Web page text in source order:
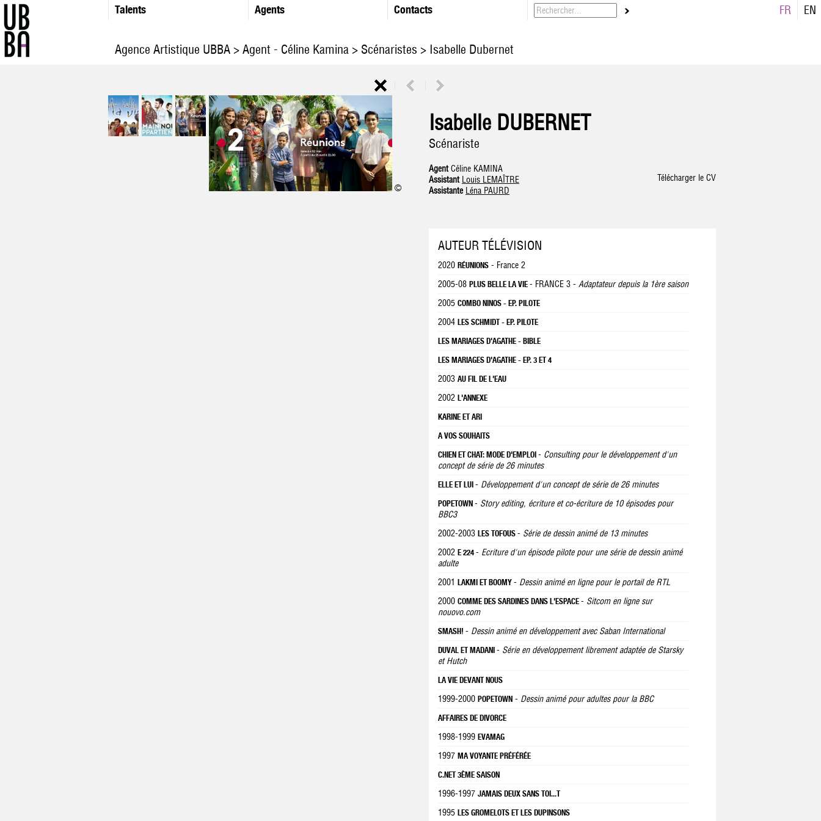
Talents Agents Contacts FR EN
Agence Artistique UBBA>Agent - Céline Kamina > Scénaristes> Isabelle Dubernet
©
Isabelle DUBERNET
Scénariste
AgentCéline KAMINA
Assistant Louis LEMAÎTRE
Assistante Léna PAURD
Télécharger le CV
AUTEUR TÉLÉVISION
2020 RÉUNIONS - France 2
2005-08 PLUS BELLE LA VIE - FRANCE 3 - Adaptateur depuis la 1ère saison
2005 COMBO NINOS - EP. PILOTE
2004 LES SCHMIDT - EP. PILOTE
LES MARIAGES D'AGATHE - BIBLE
LES MARIAGES D'AGATHE - EP. 3 ET 4
2003 AU FIL DE L'EAU
2002 L'ANNEXE
KARINE ET ARI
A VOS SOUHAITS
CHIEN ET CHAT: MODE D'EMPLOI - Consulting pour le développement d'un
concept de série de 26 minutes
ELLE ET LUI - Développement d'un concept de série de 26 minutes
POPETOWN - Story editing, écriture et co-écriture de 10 épisodes pour
BBC3
2002-2003 LES TOFOUS - Série de dessin animé de 13 minutes
2002 E 224 - Ecriture d'un épisode pilote pour une série de dessin animé
adulte
2001 LAKMI ET BOOMY - Dessin animé en ligne pour le portail de RTL
2000 COMME DES SARDINES DANS L'ESPACE - Sitcom en ligne sur
nouovo.com
SMASH! - Dessin animé en développement avec Saban International
DUVAL ET MADANI - Série en développement librement adaptée de Starsky
et Hutch
LA VIE DEVANT NOUS
1999-2000 POPETOWN - Dessin animé pour adultes pour la BBC
AFFAIRES DE DIVORCE
1998-1999 EVAMAG
1997 MA VOYANTE PRÉFÉRÉE
C.NET 3ÈME SAISON
1996-1997 JAMAIS DEUX SANS TOI...T
1995 LES GROMELOTS ET LES DUPINSONS